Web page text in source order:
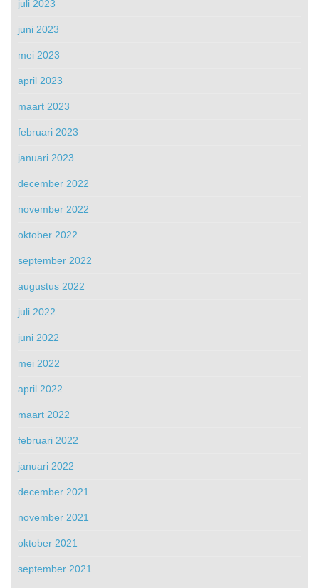
juli 2023
juni 2023
mei 2023
april 2023
maart 2023
februari 2023
januari 2023
december 2022
november 2022
oktober 2022
september 2022
augustus 2022
juli 2022
juni 2022
mei 2022
april 2022
maart 2022
februari 2022
januari 2022
december 2021
november 2021
oktober 2021
september 2021